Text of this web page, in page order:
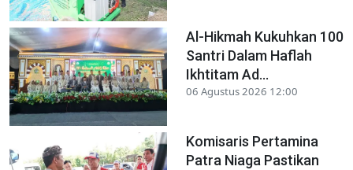
Al-Hikmah Kukuhkan 100
Santri Dalam Haflah
Ikhtitam Ad...
06 Agustus 2026 12:00
Komisaris Pertamina
Patra Niaga Pastikan